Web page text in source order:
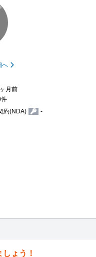
へ
月前
約(NDA) -
ょう！